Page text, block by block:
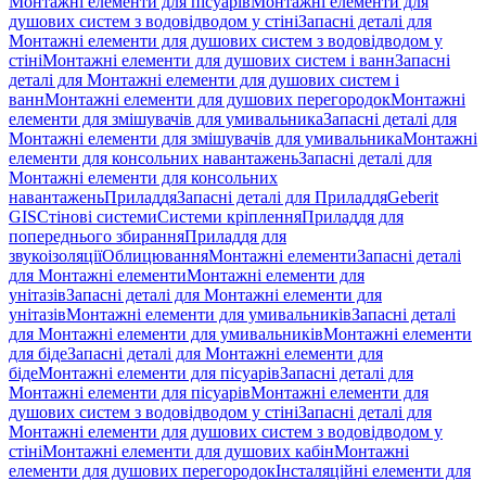
душових систем з водовідводом у стініЗапасні деталі для
Монтажні елементи для душових систем з водовідводом у
стініМонтажні елементи для душових систем і ваннЗапасні
деталі для Монтажні елементи для душових систем і
ваннМонтажні елементи для душових перегородокМонтажні
елементи для змішувачів для умивальникаЗапасні деталі для
Монтажні елементи для змішувачів для умивальникаМонтажні
елементи для консольних навантаженьЗапасні деталі для
Монтажні елементи для консольних
навантаженьПриладдяЗапасні деталі для ПриладдяGeberit
GISСтінові системиСистеми кріпленняПриладдя для
попереднього збиранняПриладдя для
звукоізоляціїОблицюванняМонтажні елементиЗапасні деталі
для Монтажні елементиМонтажні елементи для
унітазівЗапасні деталі для Монтажні елементи для
унітазівМонтажні елементи для умивальниківЗапасні деталі
для Монтажні елементи для умивальниківМонтажні елементи
для бідеЗапасні деталі для Монтажні елементи для
бідеМонтажні елементи для пісуарівЗапасні деталі для
Монтажні елементи для пісуарівМонтажні елементи для
душових систем з водовідводом у стініЗапасні деталі для
Монтажні елементи для душових систем з водовідводом у
стініМонтажні елементи для душових кабінМонтажні
елементи для душових перегородокІнсталяційні елементи для